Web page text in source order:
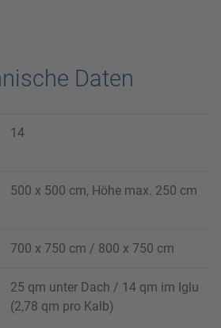
Daten
14
500 x 500 cm, Höhe max. 250 cm
700 x 750 cm / 800 x 750 cm
25 qm unter Dach / 14 qm im Iglu
(2,78 qm pro Kalb)